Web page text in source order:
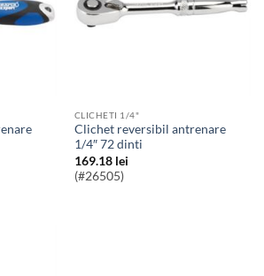
CLICHETI 1/4"
Clichet reversibil antrenare
1/4″ 72 dinti
169.18 lei
(#26505)